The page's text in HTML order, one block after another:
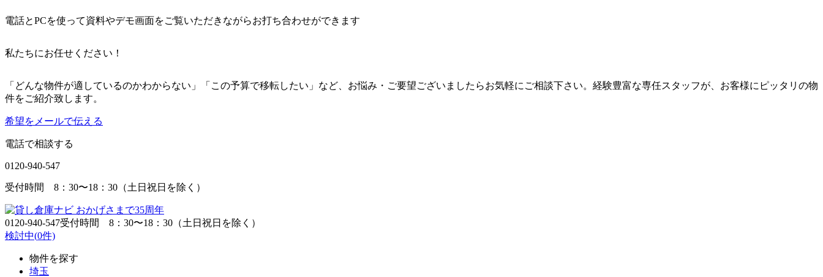
電話とPCを使って資料やデモ画面をご覧いただきながらお打ち合わせができます
私たちにお任せください！
「どんな物件が適しているのかわからない」「この予算で移転したい」など、お悩み・ご要望ございましたらお気軽にご相談下さい。経験豊富な専任スタッフが、お客様にピッタリの物
件をご紹介致します。
希望をメールで伝える
電話で相談する
0120-940-547
受付時間 8：30〜18：30（土日祝日を除く）
0120-940-547受付時間 8：30〜18：30（土日祝日を除く）
検討中(0件)
物件を探す
埼玉